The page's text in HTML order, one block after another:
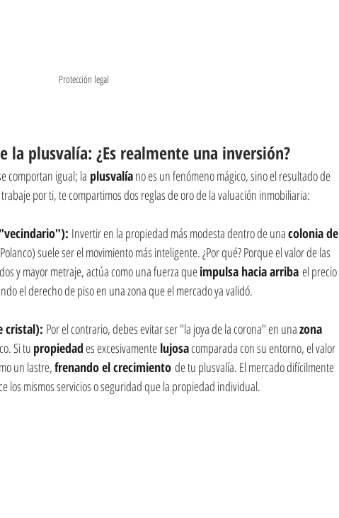
Protección legal
la plusvalía: ¿Es realmente una inversión?
comportan igual; la plusvalía no es un fenómeno mágico, sino el resultado de
por ti, te compartimos dos reglas de oro de la valuación inmobiliaria:
Invertir en la propiedad más modesta dentro de una colonia de
suele ser el movimiento más inteligente. ¿Por qué? Porque el valor de las
y mayor metraje, actúa como una fuerza que impulsa hacia arriba el precio
el derecho de piso en una zona que el mercado ya validó.
cristal): Por el contrario, debes evitar ser "la joya de la corona" en una zona
Si tu propiedad es excesivamente lujosa comparada con su entorno, el valor
un lastre, frenando el crecimiento de tu plusvalía. El mercado difícilmente
los mismos servicios o seguridad que la propiedad individual.